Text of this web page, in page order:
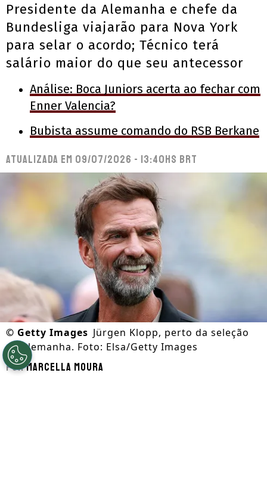
Presidente da Alemanha e chefe da
Bundesliga viajarão para Nova York
para selar o acordo; Técnico terá
salário maior do que seu antecessor
Análise: Boca Juniors acerta ao fechar com
Enner Valencia?
Bubista assume comando do RSB Berkane
Atualizada em 09/07/2026 - 13:40hs BRT
© Getty Images Jürgen Klopp, perto da seleção
da Alemanha. Foto: Elsa/Getty Images
PorMarcella Moura